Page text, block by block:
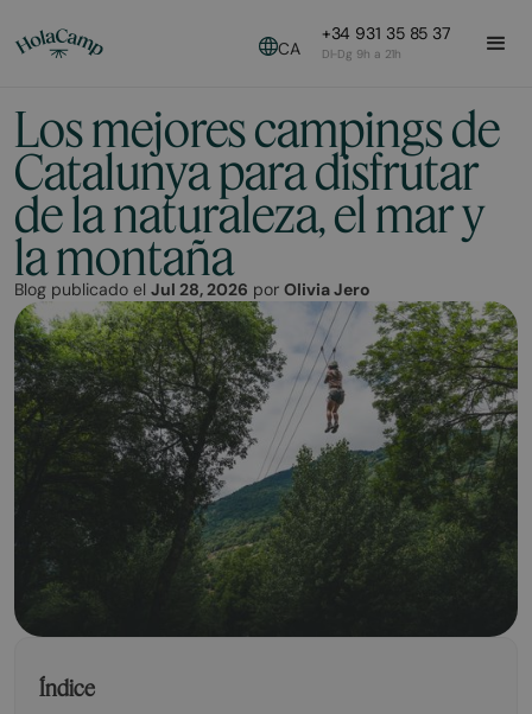
CA
+34 931 35 85 37
Dl-Dg 9h a 21h
Los mejores campings de
Catalunya para disfrutar
de la naturaleza, el mar y
la montaña
Blog publicado el Jul 28, 2026 por Olivia Jero
Índice